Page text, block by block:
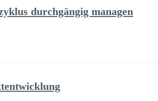
durchgängig managen